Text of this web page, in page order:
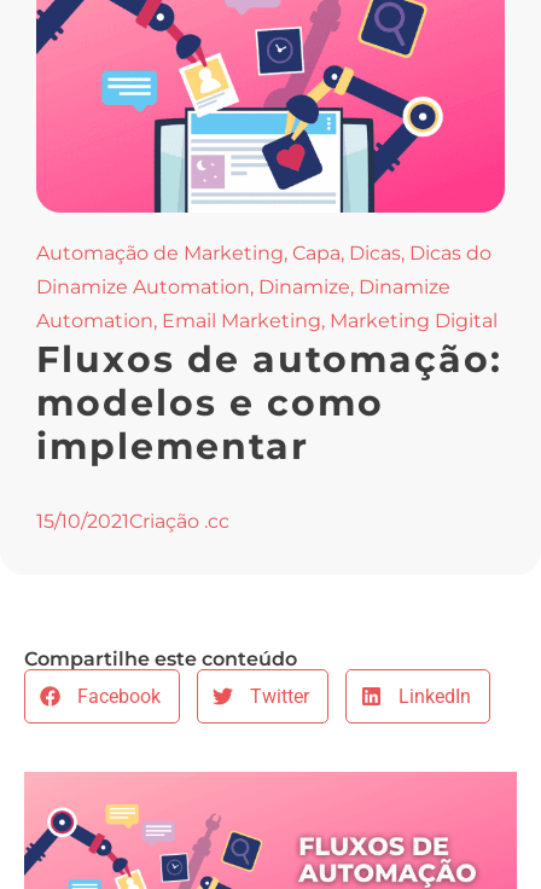
Automação de Marketing, Capa, Dicas, Dicas do
Dinamize Automation, Dinamize, Dinamize
Automation, Email Marketing, Marketing Digital
Fluxos de automação:
modelos e como
implementar
15/10/2021Criação .cc
Compartilhe este conteúdo
Facebook
Twitter LinkedIn